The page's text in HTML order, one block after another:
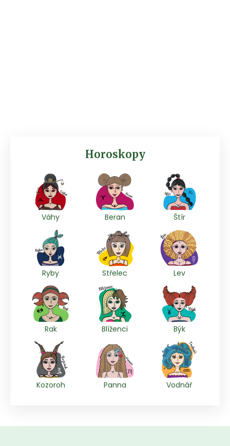
Horoskopy
Váhy Beran Štír
Ryby Střelec Lev
Rak Blíženci Býk
Kozoroh Panna Vodnář